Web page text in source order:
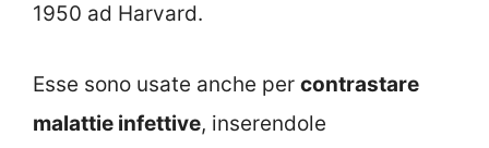
1950 ad Harvard.
Esse sono usate anche per contrastare
malattie infettive, inserendole